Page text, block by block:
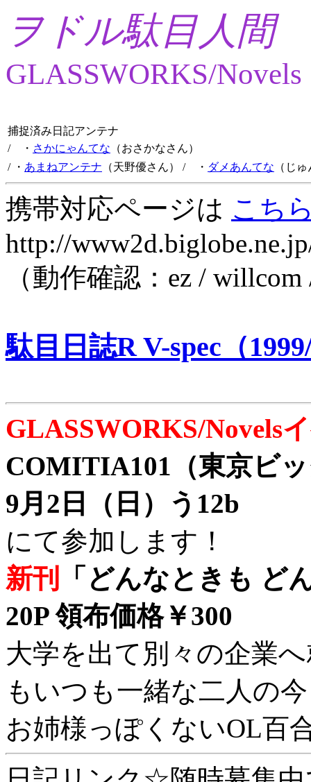
ヲドル駄目人間
GLASSWORKS/Novels
捕捉済み日記アンテナ
/ ・ さかにゃんてな （おさかなさん）
/ ・ あまねアンテナ （天野優さん） / ・ ダメあんてな （じ
携帯対応ページは こち
http://
（動作確認：ez /
駄目日誌R V-spec（
GLASSWORKS/Novels
COMITIA101（東京ビ
9月2日（日）う12b
にて参加します！
新刊
「どんなときも ど
20P 領布価格￥300
大学を出て別々の企業
もいつも一緒な二人の
お姉様っぽくないOL百